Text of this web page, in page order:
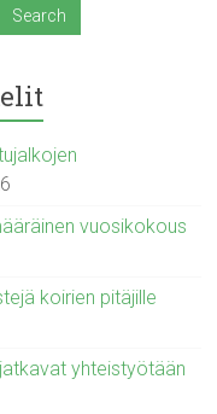
vuosikokous
koirien pitäjille
yhteistyötään